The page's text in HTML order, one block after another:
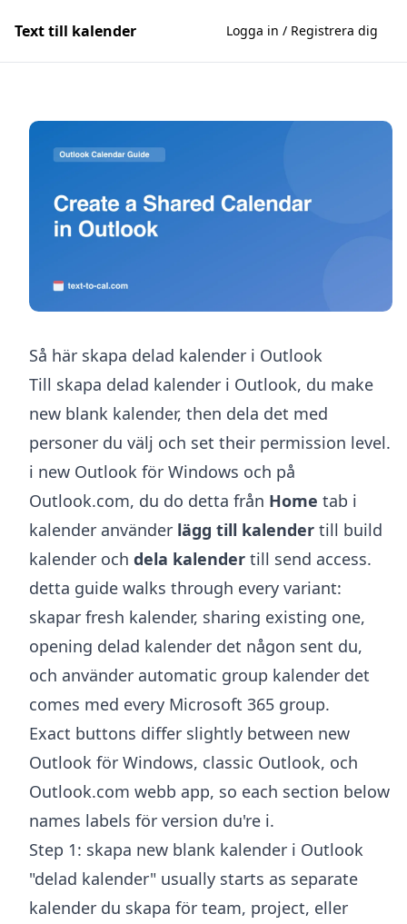
Text till kalender Logga in / Registrera dig
Så här skapa delad kalender i Outlook
Till skapa delad kalender i Outlook, du make
new blank kalender, then dela det med
personer du välj och set their permission level.
i new Outlook för Windows och på
Outlook.com, du do detta från Home tab i
kalender använder lägg till kalender till build
kalender och dela kalender till send access.
detta guide walks through every variant:
skapar fresh kalender, sharing existing one,
opening delad kalender det någon sent du,
och använder automatic group kalender det
comes med every Microsoft 365 group.
Exact buttons differ slightly between new
Outlook för Windows, classic Outlook, och
Outlook.com webb app, so each section below
names labels för version du're i.
Step 1: skapa new blank kalender i Outlook
"delad kalender" usually starts as separate
kalender du skapa för team, project, eller